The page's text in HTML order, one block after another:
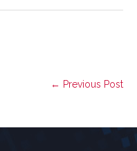
← Previous Post